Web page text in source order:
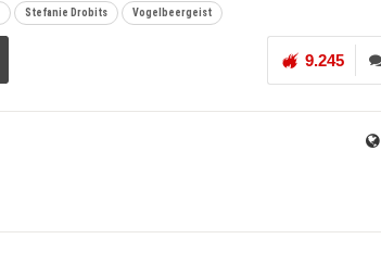
Stefanie Drobits Vogelbeergeist
9.245